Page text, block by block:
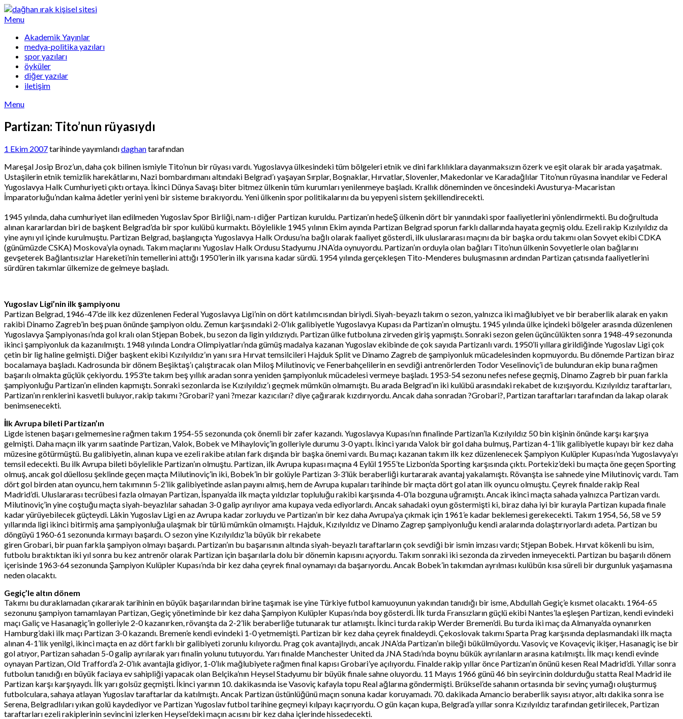
Skip
to
Menu
Akademik Yayınlar
medya-politika yazıları
spor yazıları
öyküler
diğer yazılar
iletişim
Menu
Partizan: Tito’nun rüyasıydı
1 Ekim 2007tarihinde yayımlandıdaghantarafından
Mareşal Josip Broz’un, daha çok bilinen ismiyle Tito’nun bir rüyası vardı. Yugoslavya ülkesindeki tüm bölgeleri etnik ve dini farklılıklara dayanmaksızın özerk ve eşit olarak bir arada yaşatmak.
Ustaşilerin etnik temizlik harekâtlarını, Nazi bombardımanı altındaki Belgrad’ı yaşayan Sırplar, Boşnaklar, Hırvatlar, Slovenler, Makedonlar ve Karadağlılar Tito’nun rüyasına inandılar ve Federal
Yugoslavya Halk Cumhuriyeti çıktı ortaya. İkinci Dünya Savaşı biter bitmez ülkenin tüm kurumları yenilenmeye başladı. Krallık döneminden ve öncesindeki Avusturya-Macaristan
İmparatorluğu’ndan kalma âdetler yerini yeni bir sisteme bırakıyordu. Yeni ülkenin spor politikalarını da bu yepyeni sistem şekillendirecekti.
1945 yılında, daha cumhuriyet ilan edilmeden Yugoslav Spor Birliği, nam-ı diğer Partizan kuruldu. Partizan’ın hedeŞ ülkenin dört bir yanındaki spor faaliyetlerini yönlendirmekti. Bu doğrultuda
alınan kararlardan biri de başkent Belgrad’da bir spor kulübü kurmaktı. Böylelikle 1945 yılının Ekim ayında Partizan Belgrad sporun farklı dallarında hayata geçmiş oldu. Ezeli rakip Kızılyıldız da
yine aynı yıl içinde kurulmuştu. Partizan Belgrad, başlangıçta Yugoslavya Halk Ordusu’na bağlı olarak faaliyet gösterdi, ilk uluslararası maçını da bir başka ordu takımı olan Sovyet ekibi CDKA
(günümüzde CSKA) Moskova’yla oynadı. Takım maçlarını Yugoslav Halk Ordusu Stadyumu JNA’da oynuyordu. Partizan’ın orduyla olan bağları Tito’nun ülkenin Sovyetlerle olan bağlarını
gevşeterek Bağlantısızlar Hareketi’nin temellerini attığı 1950’lerin ilk yarısına kadar sürdü. 1954 yılında gerçekleşen Tito-Menderes buluşmasının ardından Partizan çatısında faaliyetlerini
sürdüren takımlar ülkemize de gelmeye başladı.
Yugoslav Ligi’nin ilk şampiyonu
Partizan Belgrad, 1946-47’de ilk kez düzenlenen Federal Yugoslavya Ligi’nin on dört katılımcısından biriydi. Siyah-beyazlı takım o sezon, yalnızca iki mağlubiyet ve bir beraberlik alarak en yakın
rakibi Dinamo Zagreb’in beş puan önünde şampiyon oldu. Zemun karşısındaki 2-0’lık galibiyetle Yugoslavya Kupası da Partizan’ın olmuştu. 1945 yılında ülke içindeki bölgeler arasında düzenlenen
Yugoslavya Şampiyonası’nda gol kralı olan Stjepan Bobek, bu sezon da ligin yıldızıydı. Partizan ülke futboluna zirveden giriş yapmıştı. Sonraki sezon gelen üçüncülükten sonra 1948-49 sezonunda
ikinci şampiyonluk da kazanılmıştı. 1948 yılında Londra Olimpiyatları’nda gümüş madalya kazanan Yugoslav ekibinde de çok sayıda Partizanlı vardı. 1950’li yıllara girildiğinde Yugoslav Ligi çok
çetin bir lig haline gelmişti. Diğer başkent ekibi Kızılyıldız’ın yanı sıra Hırvat temsilcileri Hajduk Split ve Dinamo Zagreb de şampiyonluk mücadelesinden kopmuyordu. Bu dönemde Partizan biraz
bocalamaya başladı. Kadrosunda bir dönem Beşiktaş’ı çalıştıracak olan Miloş Milutinoviç ve Fenerbahçelilerin en sevdiği antrenörlerden Todor Veselinoviç’i de bulunduran ekip buna rağmen
başarılı olmakta güçlük çekiyordu. 1953’te takım beş yıllık aradan sonra yeniden şampiyonluk mücadelesi vermeye başladı. 1953-54 sezonu nefes nefese geçmiş, Dinamo Zagreb bir puan farkla
şampiyonluğu Partizan’ın elinden kapmıştı. Sonraki sezonlarda ise Kızılyıldız’ı geçmek mümkün olmamıştı. Bu arada Belgrad’ın iki kulübü arasındaki rekabet de kızışıyordu. Kızılyıldız taraftarları,
Partizan’ın renklerini kasvetli buluyor, rakip takımı ?Grobari? yani ?mezar kazıcıları? diye çağırarak kızdırıyordu. Ancak daha sonradan ?Grobari?, Partizan taraftarları tarafından da lakap olarak
benimsenecekti.
İlk Avrupa bileti Partizan’ın
Ligde istenen başarı gelmemesine rağmen takım 1954-55 sezonunda çok önemli bir zafer kazandı. Yugoslavya Kupası’nın finalinde Partizan’la Kızılyıldız 50 bin kişinin önünde karşı karşıya
gelmişti. Daha maçın ilk yarım saatinde Partizan, Valok, Bobek ve Mihayloviç’in golleriyle durumu 3-0 yaptı. İkinci yarıda Valok bir gol daha bulmuş, Partizan 4-1’lik galibiyetle kupayı bir kez daha
müzesine götürmüştü. Bu galibiyetin, alınan kupa ve ezeli rakibe atılan fark dışında bir başka önemi vardı. Bu maçı kazanan takım ilk kez düzenlenecek Şampiyon Kulüpler Kupası’nda Yugoslavya’yı
temsil edecekti. Bu ilk Avrupa bileti böylelikle Partizan’ın olmuştu. Partizan, ilk Avrupa kupası maçına 4 Eylül 1955’te Lizbon’da Sporting karşısında çıktı. Portekiz’deki bu maçta öne geçen Sporting
olmuş, ancak gol düellosu şeklinde geçen maçta Milutinoviç’in iki, Bobek’in bir golüyle Partizan 3-3’lük beraberliği kurtararak avantaj yakalamıştı. Rövanşta ise sahnede yine Milutinoviç vardı. Tam
dört gol birden atan oyuncu, hem takımının 5-2’lik galibiyetinde aslan payını almış, hem de Avrupa kupaları tarihinde bir maçta dört gol atan ilk oyuncu olmuştu. Çeyrek finalde rakip Real
Madrid’di. Uluslararası tecrübesi fazla olmayan Partizan, İspanya’da ilk maçta yıldızlar topluluğu rakibi karşısında 4-0’la bozguna uğramıştı. Ancak ikinci maçta sahada yalnızca Partizan vardı.
Milutinoviç’in yine coştuğu maçta siyah-beyazlılar sahadan 3-0 galip ayrılıyor ama kupaya veda ediyorlardı. Ancak sahadaki oyun göstermişti ki, biraz daha iyi bir kurayla Partizan kupada finale
kadar yürüyebilecek güçteydi. Lâkin Yugoslav Ligi en az Avrupa kadar zorluydu ve Partizan’ın bir kez daha Avrupa’ya çıkmak için 1961’e kadar beklemesi gerekecekti. Takım 1954, 56, 58 ve 59
yıllarında ligi ikinci bitirmiş ama şampiyonluğa ulaşmak bir türlü mümkün olmamıştı. Hajduk, Kızılyıldız ve Dinamo Zagrep şampiyonluğu kendi aralarında dolaştırıyorlardı adeta. Partizan bu
döngüyü 1960-61 sezonunda kırmayı başardı. O sezon yine Kızılyıldız’la büyük bir rekabete
giren Grobari, bir puan farkla şampiyon olmayı başardı. Partizan’ın bu başarısının altında siyah-beyazlı taraftarların çok sevdiği bir ismin imzası vardı; Stjepan Bobek. Hırvat kökenli bu isim,
futbolu bıraktıktan iki yıl sonra bu kez antrenör olarak Partizan için başarılarla dolu bir dönemin kapısını açıyordu. Takım sonraki iki sezonda da zirveden inmeyecekti. Partizan bu başarılı dönem
içerisinde 1963-64 sezonunda Şampiyon Kulüpler Kupası’nda bir kez daha çeyrek final oynamayı da başarıyordu. Ancak Bobek’in takımdan ayrılması kulübün kısa süreli bir durgunluk yaşamasına
neden olacaktı.
Gegiç’le altın dönem
Takımı bu duraklamadan çıkararak tarihinin en büyük başarılarından birine taşımak ise yine Türkiye futbol kamuoyunun yakından tanıdığı bir isme, Abdullah Gegiç’e kısmet olacaktı. 1964-65
sezonunu şampiyon tamamlayan Partizan, Gegiç yönetiminde bir kez daha Şampiyon Kulüpler Kupası’nda boy gösterdi. İlk turda Fransızların güçlü ekibi Nantes’la eşleşen Partizan, kendi evindeki
maçı Galiç ve Hasanagiç’in golleriyle 2-0 kazanırken, rövanşta da 2-2’lik beraberliğe tutunarak tur atlamıştı. İkinci turda rakip Werder Bremen’di. Bu turda iki maç da Almanya’da oynanırken
Hamburg’daki ilk maçı Partizan 3-0 kazandı. Bremen’e kendi evindeki 1-0 yetmemişti. Partizan bir kez daha çeyrek finaldeydi. Çekoslovak takımı Sparta Prag karşısında deplasmandaki ilk maçta
alınan 4-1’lik yenilgi, ikinci maçta en az dört farklı bir galibiyeti zorunlu kılıyordu. Prag çok avantajlıydı, ancak JNA’da Partizan’ın bileği bükülmüyordu. Vasoviç ve Kovaçeviç ikişer, Hasanagiç ise bir
gol atıyor, Partizan sahadan 5-0 galip ayrılarak yarı finalin yolunu tutuyordu. Yarı finalde Manchester United da JNA Stadı’nda boynu bükük ayrılanların arasına katılmıştı. İlk maçı kendi evinde
oynayan Partizan, Old Trafford’a 2-0’lık avantajla gidiyor, 1-0’lık mağlubiyete rağmen final kapısı Grobari’ye açılıyordu. Finalde rakip yıllar önce Partizan’ın önünü kesen Real Madrid’di. Yıllar sonra
futbolun tanıdığı en büyük faciaya ev sahipliği yapacak olan Belçika’nın Heysel Stadyumu bir büyük finale sahne oluyordu. 11 Mayıs 1966 günü 46 bin seyircinin doldurduğu statta Real Madrid ile
Partizan karşı karşıyaydı. İlk yarı golsüz geçmişti. İkinci yarının 10. dakikasında ise Vasoviç kafayla topu Real ağlarına göndermişti. Brüksel’de sahanın ortasında bir sevinç yumağı oluşturmuş
futbolculara, sahaya atlayan Yugoslav taraftarlar da katılmıştı. Ancak Partizan üstünlüğünü maçın sonuna kadar koruyamadı. 70. dakikada Amancio beraberlik sayısı atıyor, altı dakika sonra ise
Serena, Belgradlıları yıkan golü kaydediyor ve Partizan Yugoslav futbol tarihine geçmeyi kılpayı kaçırıyordu. O gün kaçan kupa, Belgrad’a yıllar sonra Kızılyıldız tarafından getirilecek, Partizan
taraftarları ezeli rakiplerinin sevincini izlerken Heysel’deki maçın acısını bir kez daha içlerinde hissedecekti.